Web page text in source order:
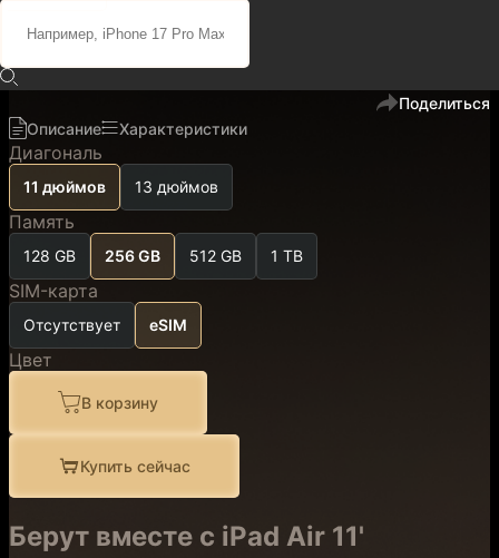
111 100 ₽94 400 ₽
Поделиться
Описание
Характеристики
Диагональ
11 дюймов 13 дюймов
Память
128 GB 256 GB 512 GB 1 TB
SIM-карта
Отсутствует eSIM
Цвет
В корзину
Купить сейчас
Берут вместе с iPad Air 11'